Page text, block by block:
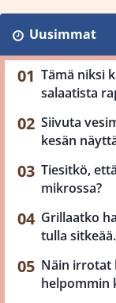
Uusimmat
Tämä niksi
salaatista
Siivuta
kesän
Tiesitkö,
mikrossa?
Grillaatko
tulla sitkeää.
Näin irrotat
helpommin